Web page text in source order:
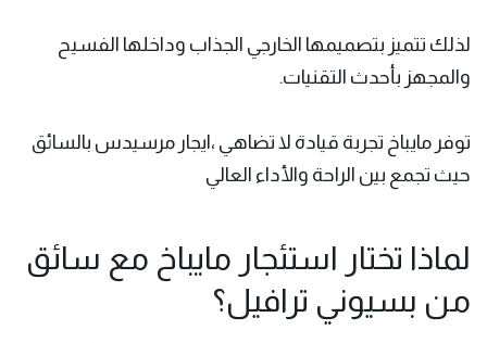
لذلك تتميز بتصميمها الخارجي الجذاب وداخلها الفسيح
والمجهز بأحدث التقنيات.
توفر مايباخ تجربة قيادة لا تضاهي ،ايجار مرسيدس بالسائق
حيث تجمع بين الراحة والأداء العالي
لماذا تختار استئجار مايباخ مع سائق
من بسيوني ترافيل؟